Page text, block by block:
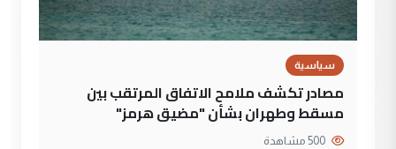
سياسية
مصادر تكشف ملامح الاتفاق المرتقب بين
مسقط وطهران بشأن "مضيق هرمز"